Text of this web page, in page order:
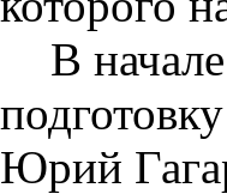
В
Юрий